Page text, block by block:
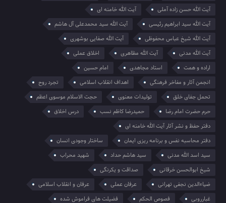
آیت الله حسن زاده آملی
آیت الله خامنه ای
آیت الله سید ابراهیم رئیسی
آیت الله سید محمدعلی آل هاشم
آیت الله شیخ عباس محفوظی
آیت الله صفایی بوشهری
آیت الله مدنی
آیت الله مظاهری
اخلاق عملی
اراده و همت
استاد مجاهدی
امام حسین
انجمن آثار و مفاخر فرهنگی
اهداف انقلاب اسلامی
تجرد روح
تحمل جفای خلق
تولیدات معنوی
حجت الاسلام موسوی اعظم
حرم حضرت امام رضا
حمیدرضا کاظم نسب
درس اخلاق
دفتر حفظ و نشر آثار آیت الله خامنه ای
دفتر محاسبه نفس و برنامه ریزی ایمان
ساختار وجودی انسان
سید اسد الله مدنی
سید هاشم حداد
شهید محراب
شیخ ابوالحسن خرقانی
صداقت و یکرنگی
ضیاءالدین نجفی تهرانی
عرفان عملی
عرفان و انقلاب اسلامی
غبارروبی
فصوص الحکم
فضیلت های فراموش شده